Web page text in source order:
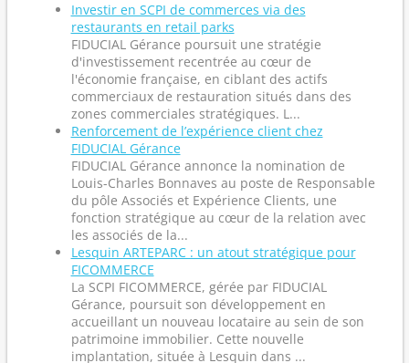
Investir en SCPI de commerces via des
restaurants en retail parks
FIDUCIAL Gérance poursuit une stratégie
d'investissement recentrée au cœur de
l'économie française, en ciblant des actifs
commerciaux de restauration situés dans des
zones commerciales stratégiques. L...
Renforcement de l’expérience client chez
FIDUCIAL Gérance
FIDUCIAL Gérance annonce la nomination de
Louis-Charles Bonnaves au poste de Responsable
du pôle Associés et Expérience Clients, une
fonction stratégique au cœur de la relation avec
les associés de la...
Lesquin ARTEPARC : un atout stratégique pour
FICOMMERCE
La SCPI FICOMMERCE, gérée par FIDUCIAL
Gérance, poursuit son développement en
accueillant un nouveau locataire au sein de son
patrimoine immobilier. Cette nouvelle
implantation, située à Lesquin dans ...